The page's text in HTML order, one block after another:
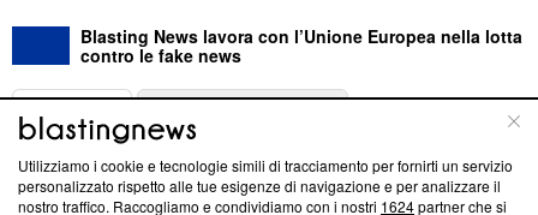
Blasting News lavora con l’Unione Europea nella lotta
contro le fake news
ABOUT
Questa sezione offre informazioni trasparenti su Blasting
News, sui nostri processi editoriali e su come ci impegniamo a
Utilizziamo i cookie e tecnologie simili di tracciamento per fornirti un servizio
personalizzato rispetto alle tue esigenze di navigazione e per analizzare il
nostro traffico. Raccogliamo e condividiamo con i nostri 1624partner che si